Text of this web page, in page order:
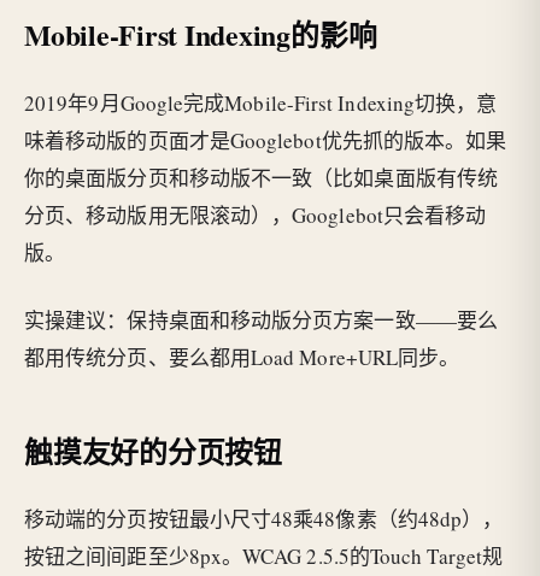
Mobile-First Indexing的影响
2019年9月Google完成Mobile-First Indexing切换，意
味着移动版的页面才是Googlebot优先抓的版本。如果
你的桌面版分页和移动版不一致（比如桌面版有传统
分页、移动版用无限滚动），Googlebot只会看移动
版。
实操建议：保持桌面和移动版分页方案一致——要么
都用传统分页、要么都用Load More+URL同步。
触摸友好的分页按钮
移动端的分页按钮最小尺寸48乘48像素（约48dp），
按钮之间间距至少8px。WCAG 2.5.5的Touch Target规